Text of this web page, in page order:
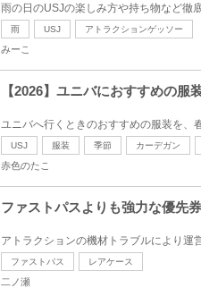
雨の日のUSJの楽しみ方や持ち物など徹
雨 USJ アトラクションゲッソー
みーこ
【2026】ユニバにおすすめの
ユニバへ行くときのおすすめの服装を、
USJ 服装 季節 カーデガン
赤色のたこ
ファストパスよりも強力な優先
アトラクションの機材トラブルにより運
ファストパス レアケース
二ノ瀬